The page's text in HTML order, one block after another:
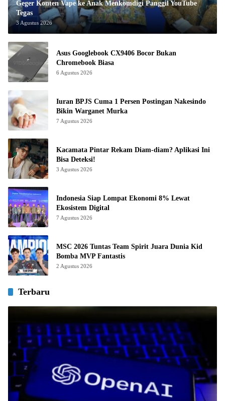
Geger Konten Vape ke Anak Menkomdigi Panggil YouTube
Tegas
3 Agustus 2026
Asus Googlebook CX9406 Bocor Bukan
Chromebook Biasa
6 Agustus 2026
Iuran BPJS Cuma 1 Persen Postingan Nakesindo
Bikin Warganet Murka
7 Agustus 2026
Kacamata Pintar Rekam Diam-diam? Aplikasi Ini
Bisa Deteksi!
3 Agustus 2026
Indonesia Siap Lompat Ekonomi 8% Lewat
Ekosistem Digital
7 Agustus 2026
MSC 2026 Tuntas Team Spirit Juara Dunia Kid
Bomba MVP Fantastis
2 Agustus 2026
Terbaru